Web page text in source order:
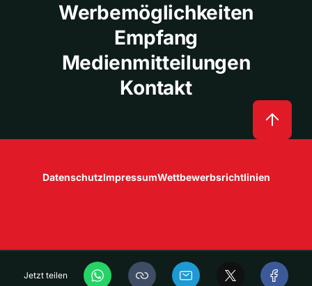
Jetzt teilen
Werbemöglichkeiten
Empfang
Medienmitteilungen
Kontakt
DatenschutzImpressumWettbewerbsrichtlinien